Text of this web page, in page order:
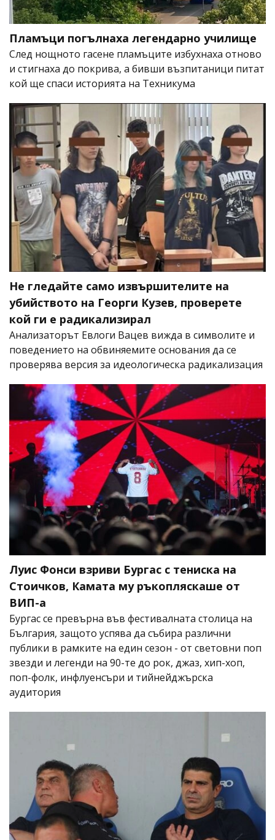
Пламъци погълнаха легендарно училище
След нощното гасене пламъците избухнаха отново
и стигнаха до покрива, а бивши възпитаници питат
кой ще спаси историята на Техникума
Не гледайте само извършителите на
убийството на Георги Кузев, проверете
кой ги е радикализирал
Анализаторът Евлоги Вацев вижда в символите и
поведението на обвиняемите основания да се
проверява версия за идеологическа радикализация
Луис Фонси взриви Бургас с тениска на
Стоичков, Камата му ръкопляскаше от
ВИП-а
Бургас се превърна във фестивалната столица на
България, защото успява да събира различни
публики в рамките на един сезон - от световни поп
звезди и легенди на 90-те до рок, джаз, хип-хоп,
поп-фолк, инфлуенсъри и тийнейджърска
аудитория